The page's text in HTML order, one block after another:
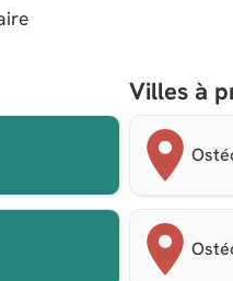
Villes à